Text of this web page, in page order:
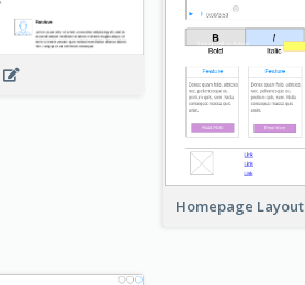
Homepage Layout